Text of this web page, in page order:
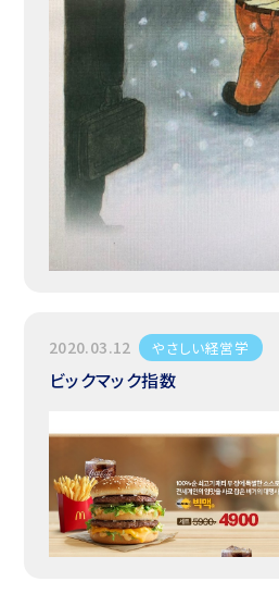
2020.03.12 やさしい経営学
ビックマック指数